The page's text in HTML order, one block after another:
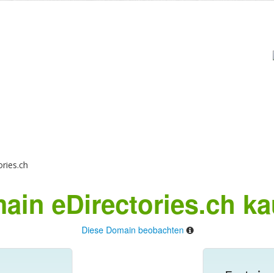
eDirectories.ch
Diese Domain beobachten